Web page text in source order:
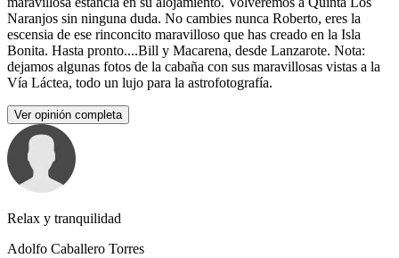
Naranjos sin ninguna duda. No cambies nunca Roberto, eres la
escensia de ese rinconcito maravilloso que has creado en la Isla
Bonita. Hasta pronto....Bill y Macarena, desde Lanzarote. Nota:
dejamos algunas fotos de la cabaña con sus maravillosas vistas a la
Vía Láctea, todo un lujo para la astrofotografía.
Ver opinión completa
Relax y tranquilidad
Adolfo Caballero Torres